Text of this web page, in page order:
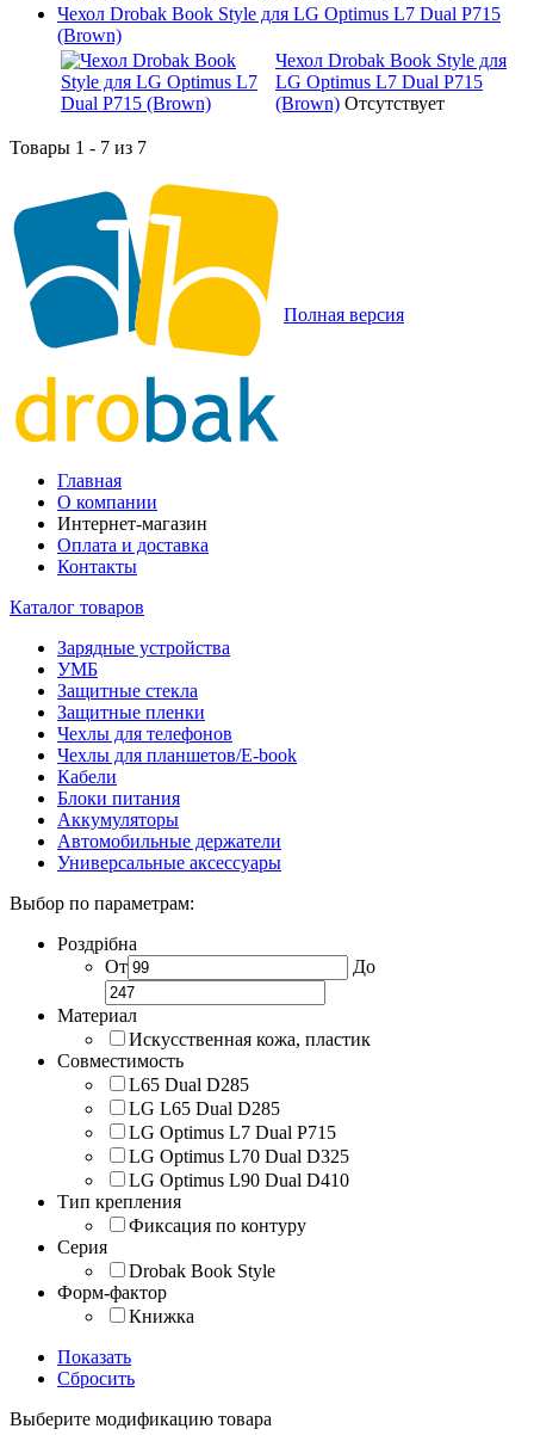
Чехол Drobak Book Style для LG Optimus L7 Dual P715
(Brown)
Чехол Drobak Book Style для
LG Optimus L7 Dual P715
(Brown) Отсутствует
Товары 1 - 7 из 7
Полная версия
Главная
О компании
Интернет-магазин
Оплата и доставка
Контакты
Каталог товаров
Зарядные устройства
УМБ
Защитные стекла
Защитные пленки
Чехлы для телефонов
Чехлы для планшетов/E-book
Кабели
Блоки питания
Аккумуляторы
Автомобильные держатели
Универсальные аксессуары
Выбор по параметрам:
Роздрібна
От
До
Материал
Искусственная кожа, пластик
Совместимость
L65 Dual D285
LG L65 Dual D285
LG Optimus L7 Dual P715
LG Optimus L70 Dual D325
LG Optimus L90 Dual D410
Тип крепления
Фиксация по контуру
Серия
Drobak Book Style
Форм-фактор
Книжка
Показать
Сбросить
Выберите модификацию товара